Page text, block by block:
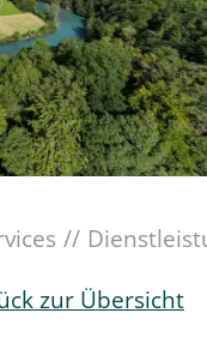
zur Übersicht